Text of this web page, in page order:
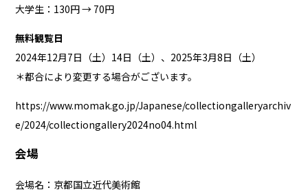
大学生：130円 → 70円
無料観覧日
2024年12月7日（土）14日（土）、2025年3月8日（土）
＊都合により変更する場合がございます。
https://www.momak.go.jp/Japanese/collectiongalleryarchiv
e/2024/collectiongallery2024no04.html
会場
会場名：京都国立近代美術館